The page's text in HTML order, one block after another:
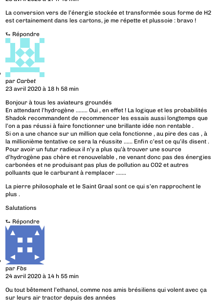
La conversion vers de l’énergie stockée et transformée sous forme de H2
est certainement dans les cartons, je me répette et plussoie : bravo !
⮑ Répondre
parCarbet
23 avril 2020 à 18 h 58 min
Bonjour à tous les aviateurs groundés
En attendant l’hydrogène …….. Oui , en effet ! La logique et les probabilités
Shadok recommandent de recommencer les essais aussi longtemps que
l’on a pas réussi à faire fonctionner une brillante idée non rentable .
Si on a une chance sur un million que cela fonctionne , au pire des cas , à
la millionième tentative ce sera la réussite …… Enfin c’est ce qu’ils disent .
Pour avoir un futur radieux il n’y a plus qu’à trouver une source
d’hydrogène pas chère et renouvelable , ne venant donc pas des énergies
carbonées et ne produisant pas plus de pollution au CO2 et autres
polluants que le carburant à remplacer …….
La pierre philosophale et le Saint Graal sont ce qui s’en rapprochent le
plus .
Salutations
⮑ Répondre
parFbs
24 avril 2020 à 14 h 55 min
Ou tout bêtement l’ethanol, comme nos amis brésiliens qui volent avec ça
sur leurs air tractor depuis des années